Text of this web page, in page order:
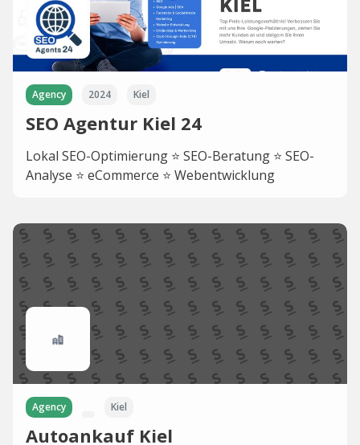
Agency 2024 Kiel
SEO Agentur Kiel 24
Lokal SEO-Optimierung ⭐ SEO-Beratung ⭐ SEO-
Analyse ⭐ eCommerce ⭐ Webentwicklung
Agency Kiel
Autoankauf Kiel